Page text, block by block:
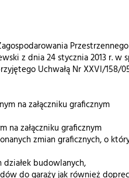
z dnia 24 stycznia 2013 r. w
Uchwałą Nr XXVI/158/
na załączniku graficznym
na załączniku graficznym
zmian graficznych, o
budowlanych,